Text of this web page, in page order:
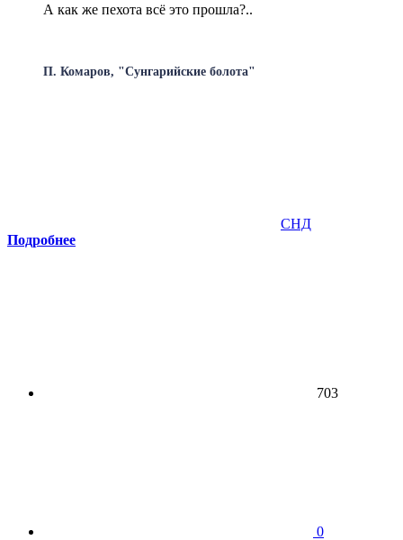
А как же пехота всё это прошла?..
П. Комаров, "Сунгарийские болота"
СНД
Подробнее
703
0